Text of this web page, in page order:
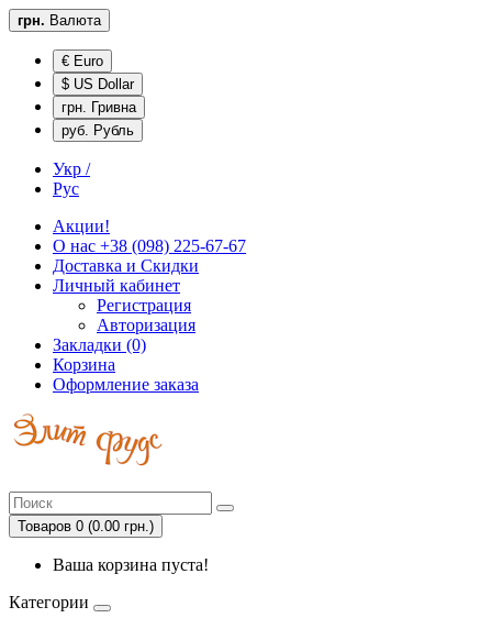
грн. Валюта
€ Euro
$ US Dollar
грн. Гривна
руб. Рубль
Укр /
Рус
Акции!
О нас +38 (098) 225-67-67
Доставка и Скидки
Личный кабинет
Регистрация
Авторизация
Закладки (0)
Корзина
Оформление заказа
Товаров 0 (0.00 грн.)
Ваша корзина пуста!
Категории